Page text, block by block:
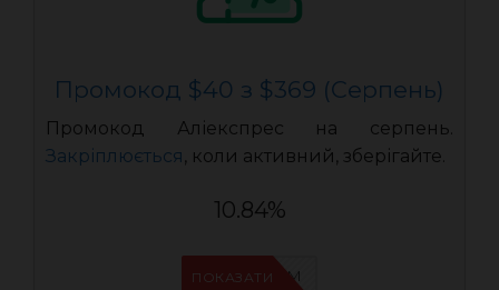
Промокод $40 з $369 (Серпень)
Промокод Аліекспрес на серпень.
Закріплюється, коли активний, зберігайте.
10.84%
IFP33WRM
ПОКАЗАТИ